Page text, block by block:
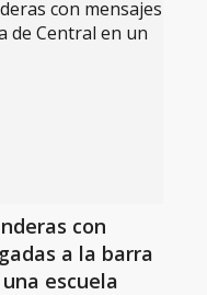
con
a la barra
escuela